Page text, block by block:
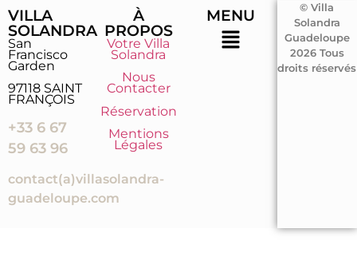
VILLA
SOLANDRA
San
Francisco
Garden
97118 SAINT
FRANÇOIS
+33 6 67
59 63 96
contact(a)villasolandra-
guadeloupe.com
À
PROPOS
Votre Villa
Solandra
Nous
Contacter
Réservation
Mentions
Légales
MENU
© Villa
Solandra
Guadeloupe
2026 Tous
droits réservés